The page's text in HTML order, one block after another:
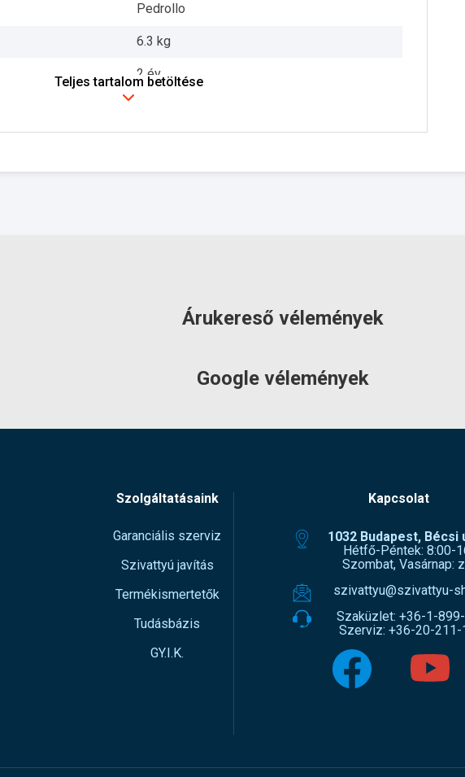
Pedrollo
6.3 kg
2 év
Teljes tartalom betöltése
Árukereső vélemények
Google vélemények
Szolgáltatásaink
Garanciális szerviz
Szivattyú javítás
Termékismertetők
Tudásbázis
GY.I.K.
Kapcsolat
1032 Budapest, Bécsi
Hétfő-Péntek: 8:00-
Szombat, Vasárnap:
szivattyu@szivattyu-
Szaküzlet: +36-1-
Szerviz: +36-20-211-